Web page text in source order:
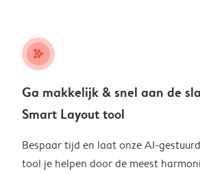
stars_plus
Ga makkelijk & snel aan de
Smart Layout tool
Bespaar tijd en laat onze AI-
tool je helpen door de meest